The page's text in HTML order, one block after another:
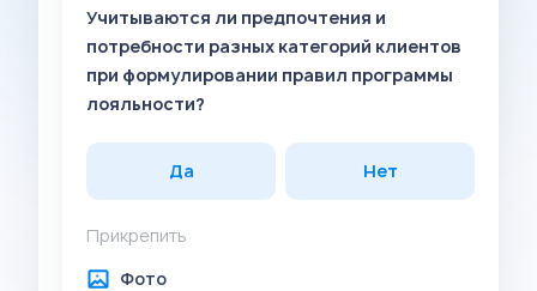
Учитываются ли предпочтения и
потребности разных категорий клиентов
при формулировании правил программы
лояльности?
Да Нет
Прикрепить
Фото